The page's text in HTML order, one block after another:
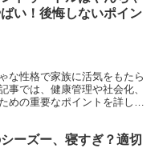
い！後悔しないポイン
な性格で家族に活気をもたら
事では、健康管理や社会化、
めの重要なポイントを詳しく
ーズー、寝すぎ？適切